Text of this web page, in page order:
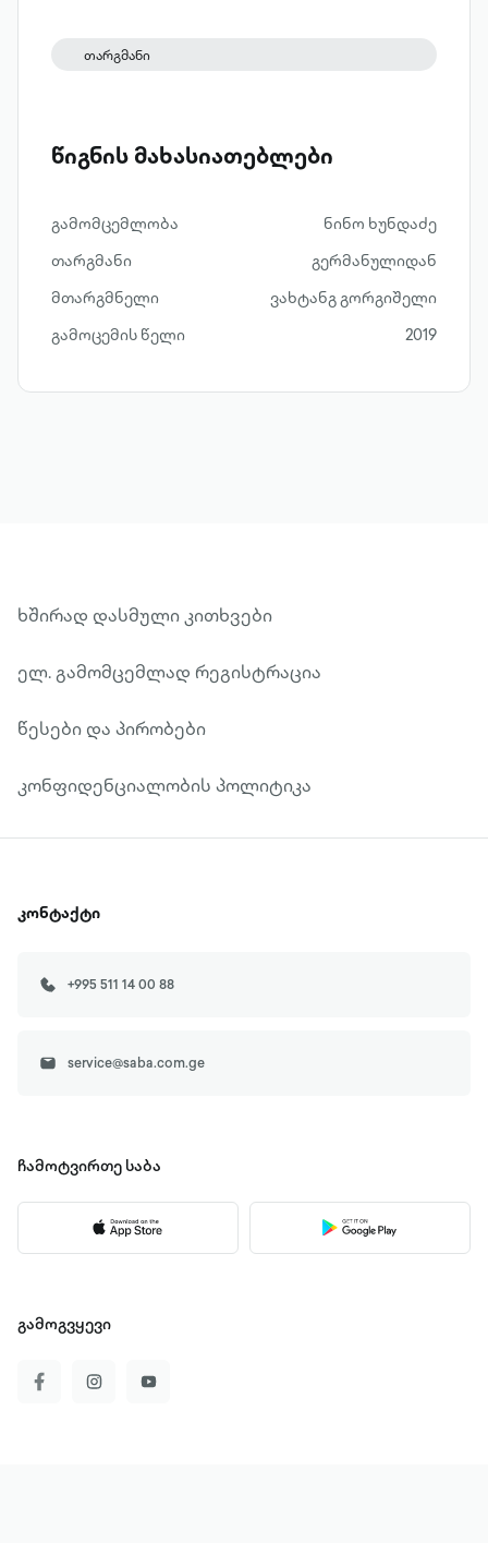
თარგმანი
წიგნის მახასიათებლები
გამომცემლობა
ნინო ხუნდაძე
თარგმანი
გერმანულიდან
მთარგმნელი
ვახტანგ გორგიშელი
გამოცემის წელი
2019
ხშირად დასმული კითხვები
ელ. გამომცემლად რეგისტრაცია
წესები და პირობები
კონფიდენციალობის პოლიტიკა
კონტაქტი
+995 511 14 00 88
service@saba.com.ge
ჩამოტვირთე საბა
გამოგვყევი